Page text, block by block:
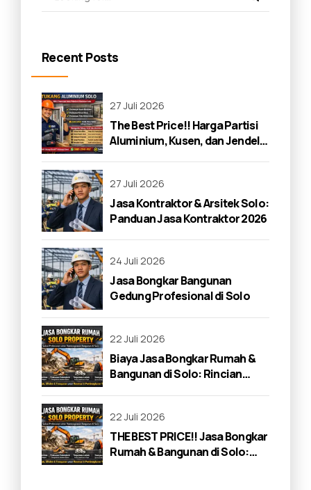
Recent Posts
27 Juli 2026
The Best Price!! Harga Partisi
Aluminium, Kusen, dan Jendela
27 Juli 2026
Jasa Kontraktor & Arsitek Solo:
Panduan Jasa Kontraktor 2026
24 Juli 2026
Jasa Bongkar Bangunan
Gedung Profesional di Solo
22 Juli 2026
Biaya Jasa Bongkar Rumah &
Bangunan di Solo: Rincian
22 Juli 2026
THE BEST PRICE!! Jasa Bongkar
Rumah & Bangunan di Solo: